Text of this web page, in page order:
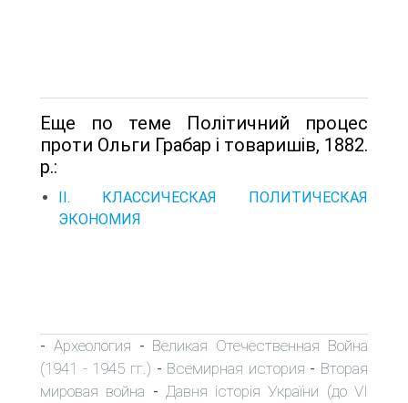
Еще по теме Політичний процес
проти Ольги Грабар і товаришів, 1882.
p.:
II. КЛАССИЧЕСКАЯ ПОЛИТИЧЕСКАЯ
ЭКОНОМИЯ
- Археология - Великая Отечественная Война
(1941 - 1945 гг.) - Всемирная история - Вторая
мировая война - Давня історія України (до VI